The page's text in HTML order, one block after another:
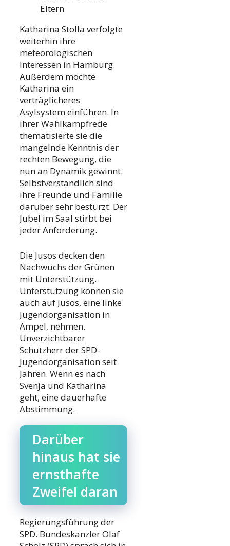
Eltern
Katharina Stolla verfolgte
weiterhin ihre
meteorologischen
Interessen in Hamburg.
Außerdem möchte
Katharina ein
verträglicheres
Asylsystem einführen. In
ihrer Wahlkampfrede
thematisierte sie die
mangelnde Kenntnis der
rechten Bewegung, die
nun an Dynamik gewinnt.
Selbstverständlich sind
ihre Freunde und Familie
darüber sehr bestürzt. Der
Jubel im Saal stirbt bei
jeder Anforderung.
Die Jusos decken den
Nachwuchs der Grünen
mit Unterstützung.
Unterstützung können sie
auch auf Jusos, eine linke
Jugendorganisation in
Ampel, nehmen.
Unverzichtbarer
Schutzherr der SPD-
Jugendorganisation seit
Jahren. Wenn es nach
Svenja und Katharina
geht, eine dauerhafte
Abstimmung.
Darüber
hinaus hat sie
ernsthafte
Zweifel daran
Regierungsführung der
SPD. Bundeskanzler Olaf